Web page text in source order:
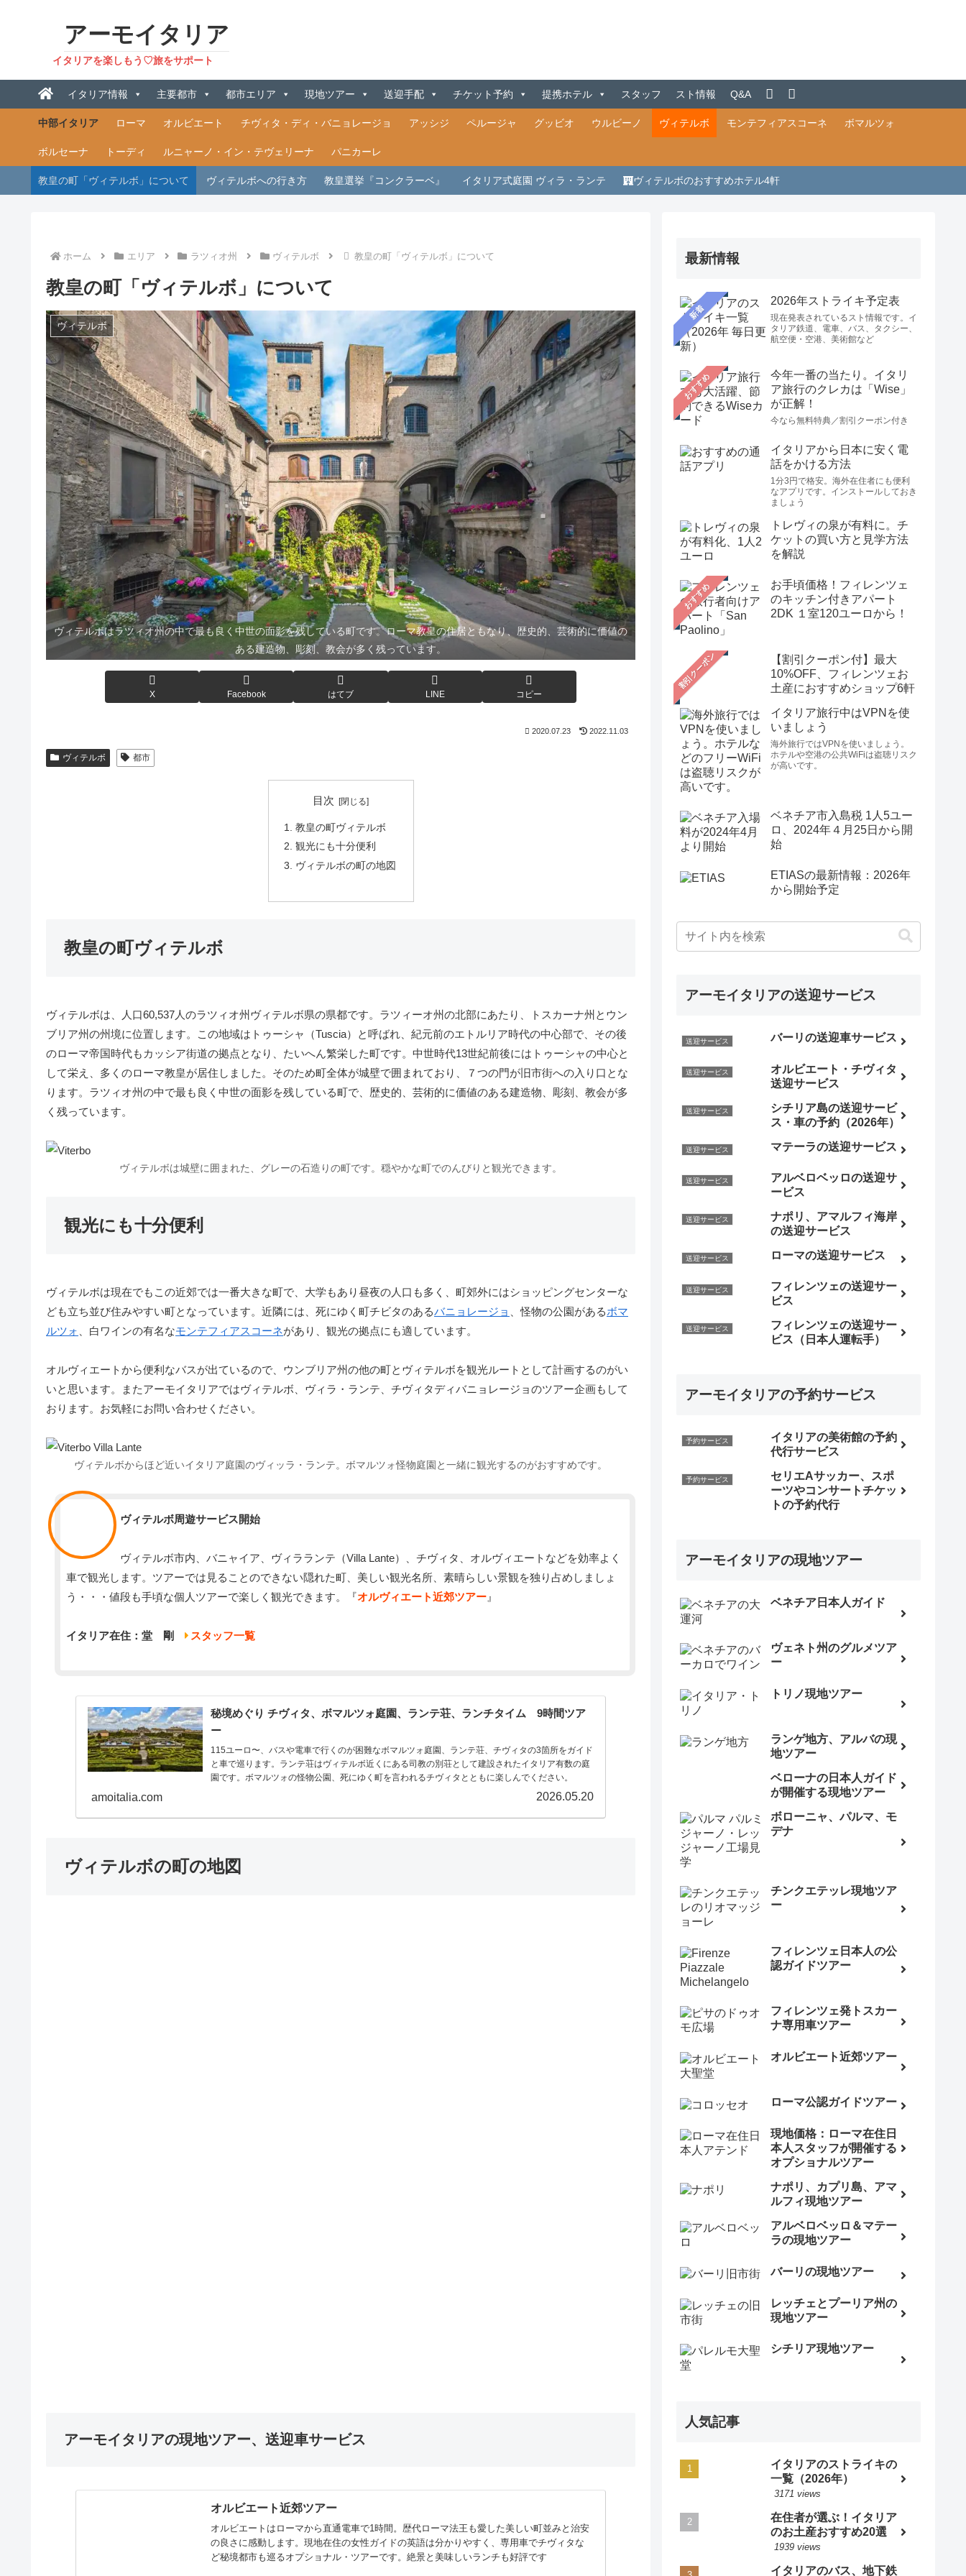
アーモイタリア
イタリアを楽しもう♡旅をサポート
イタリア情報 主要都市 都市エリア 現地ツアー 送迎手配 チケット予約 提携ホテル スタッフ スト情報 Q&A
中部イタリア ローマ オルビエート チヴィタ・ディ・バニョレージョ アッシジ ペルージャ グッビオ ウルビーノ ヴィテルボ モンテフィアスコーネ ボマルツォ
ボルセーナ トーディ ルニャーノ・イン・テヴェリーナ パニカーレ
教皇の町「ヴィテルボ」について ヴィテルボへの行き方 教皇選挙『コンクラーベ』 イタリア式庭園 ヴィラ・ランテ ヴィテルボのおすすめホテル4軒
ホーム エリア ラツィオ州 ヴィテルボ 教皇の町「ヴィテルボ」について
教皇の町「ヴィテルボ」について
ヴィテルボ
ヴィテルボはラツィオ州の中で最も良く中世の面影を残している町です。ローマ教皇の住居ともなり、歴史的、芸術的に価値の
ある建造物、彫刻、教会が多く残っています。
X Facebook はてブ LINE コピー
2020.07.23 2022.11.03
ヴィテルボ 都市
目次
教皇の町ヴィテルボ
観光にも十分便利
ヴィテルボの町の地図
教皇の町ヴィテルボ
ヴィテルボは、人口60,537人のラツィオ州ヴィテルボ県の県都です。ラツィーオ州の北部にあたり、トスカーナ州とウン
ブリア州の州境に位置します。この地域はトゥーシャ（Tuscia）と呼ばれ、紀元前のエトルリア時代の中心部で、その後
のローマ帝国時代もカッシア街道の拠点となり、たいへん繁栄した町です。中世時代13世紀前後にはトゥーシャの中心と
して栄え、多くのローマ教皇が居住しました。そのため町全体が城壁で囲まれており、７つの門が旧市街への入り口とな
ります。ラツィオ州の中で最も良く中世の面影を残している町で、歴史的、芸術的に価値のある建造物、彫刻、教会が多
く残っています。
ヴィテルボは城壁に囲まれた、グレーの石造りの町です。穏やかな町でのんびりと観光できます。
観光にも十分便利
ヴィテルボは現在でもこの近郊では一番大きな町で、大学もあり昼夜の人口も多く、町郊外にはショッピングセンターな
ども立ち並び住みやすい町となっています。近隣には、死にゆく町チビタのあるバニョレージョ 、怪物の公園があるボマ
ルツォ
、白ワインの有名なモンテフィアスコーネがあり、観光の拠点にも適しています。
オルヴィエートから便利なバスが出ているので、ウンブリア州の他の町とヴィテルボを観光ルートとして計画するのがい
いと思います。またアーモイタリアではヴィテルボ、ヴィラ・ランテ、チヴィタディバニョレージョのツアー企画もして
おります。お気軽にお問い合わせください。
ヴィテルボからほど近いイタリア庭園のヴィッラ・ランテ。ボマルツォ怪物庭園と一緒に観光するのがおすすめです。
ヴィテルボ周遊サービス開始
ヴィテルボ市内、バニャイア、ヴィラランテ（Villa Lante）、チヴィタ、オルヴィエートなどを効率よく
車で観光します。ツアーでは見ることのできない隠れた町、美しい観光名所、素晴らしい景観を独り占めしましょ
う・・・値段も手頃な個人ツアーで楽しく観光できます。『オルヴィエート近郊ツアー 』
イタリア在住：堂 剛 スタッフ一覧
秘境めぐり チヴィタ、ボマルツォ庭園、ランテ荘、ランチタイム 9時間ツア
ー
115ユーロ〜、バスや電車で行くのが困難なボマルツォ庭園、ランテ荘、チヴィタの3箇所をガイド
と車で巡ります。ランテ荘はヴィテルボ近くにある司教の別荘として建設されたイタリア有数の庭
園です。ボマルツォの怪物公園、死にゆく町を言われるチヴィタとともに楽しんでください。
amoitalia.com 2026.05.20
ヴィテルボの町の地図
アーモイタリアの現地ツアー、送迎車サービス
オルビエート近郊ツアー
オルビエートはローマから直通電車で1時間。歴代ローマ法王も愛した美しい町並みと治安
の良さに感動します。現地在住の女性ガイドの英語は分かりやすく、専用車でチヴィタな
ど秘境都市も巡るオプショナル・ツアーです。絶景と美味しいランチも好評です
最新情報
新着
2026年ストライキ予定表
現在発表されているスト情報です。イ
タリア鉄道、電車、バス、タクシー、
航空便・空港、美術館など
おすすめ
今年一番の当たり。イタリ
ア旅行のクレカは「Wise」
が正解！
今なら無料特典／割引クーポン付き
イタリアから日本に安く電
話をかける方法
1分3円で格安。海外在住者にも便利
なアプリです。インストールしておき
ましょう
トレヴィの泉が有料に。チ
ケットの買い方と見学方法
を解説
おすすめ
お手頃価格！フィレンツェ
のキッチン付きアパート
2DK １室120ユーロから！
【割引クーポン付】最大
10%OFF、フィレンツェお
土産におすすめショップ6軒
イタリア旅行中はVPNを使
いましょう
海外旅行ではVPNを使いましょう。
ホテルや空港の公共WiFiは盗聴リスク
が高いです。
ベネチア市入島税 1人5ユー
ロ、2024年４月25日から開
始
ETIASの最新情報：2026年
から開始予定
アーモイタリアの送迎サービス
送迎サービス バーリの送迎車サービス
送迎サービス
オルビエート・チヴィタ
送迎サービス
送迎サービス
シチリア島の送迎サービ
ス・車の予約（2026年）
送迎サービス マテーラの送迎サービス
送迎サービス
アルベロベッロの送迎サ
ービス
送迎サービス
ナポリ、アマルフィ海岸
の送迎サービス
送迎サービス ローマの送迎サービス
送迎サービス
フィレンツェの送迎サー
ビス
送迎サービス
フィレンツェの送迎サー
ビス（日本人運転手）
アーモイタリアの予約サービス
予約サービス
イタリアの美術館の予約
代行サービス
予約サービス
セリエAサッカー、スポ
ーツやコンサートチケッ
トの予約代行
アーモイタリアの現地ツアー
ベネチア日本人ガイド
ヴェネト州のグルメツア
ー
トリノ現地ツアー
ランゲ地方、アルバの現
地ツアー
ベローナの日本人ガイド
が開催する現地ツアー
ボローニャ、パルマ、モ
デナ
チンクエテッレ現地ツア
ー
フィレンツェ日本人の公
認ガイドツアー
フィレンツェ発トスカー
ナ専用車ツアー
オルビエート近郊ツアー
ローマ公認ガイドツアー
現地価格：ローマ在住日
本人スタッフが開催する
オプショナルツアー
ナポリ、カプリ島、アマ
ルフィ現地ツアー
アルベロベッロ＆マテー
ラの現地ツアー
バーリの現地ツアー
レッチェとプーリア州の
現地ツアー
シチリア現地ツアー
人気記事
イタリアのストライキの
一覧（2026年）
3171 views
在住者が選ぶ！イタリア
のお土産おすすめ20選
1939 views
イタリアのバス、地下鉄